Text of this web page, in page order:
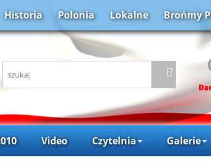
Historia Polonia Lokalne Brońmy
Video Czytelnia Galerie